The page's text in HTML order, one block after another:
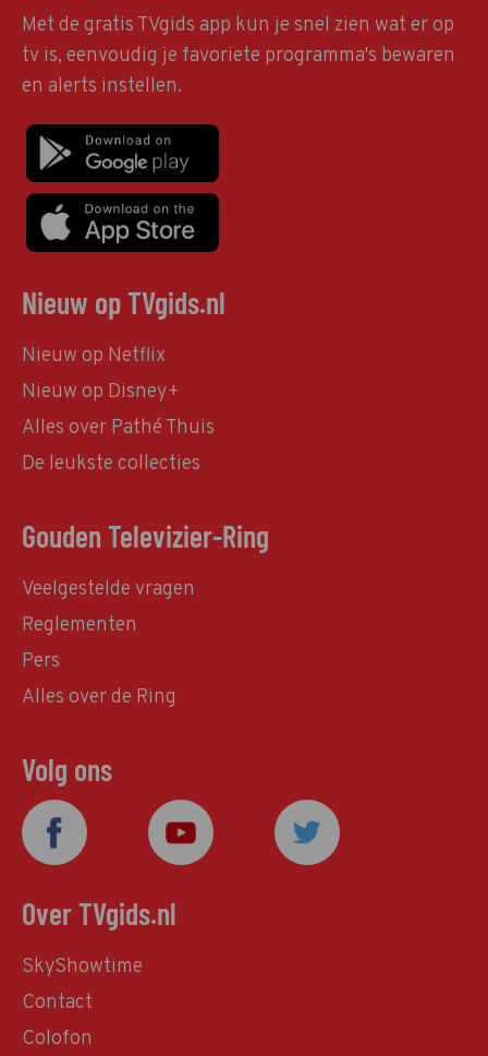
Met de gratis TVgids app kun je snel zien wat er op
tv is, eenvoudig je favoriete programma's bewaren
en alerts instellen.
Nieuw op TVgids.nl
Nieuw op Netflix
Nieuw op Disney+
Alles over Pathé Thuis
De leukste collecties
Gouden Televizier-Ring
Veelgestelde vragen
Reglementen
Pers
Alles over de Ring
Volg ons
Over TVgids.nl
SkyShowtime
Contact
Colofon